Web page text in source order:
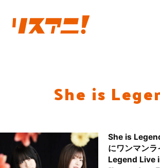
She is
She is
にワンマン
Legend Live